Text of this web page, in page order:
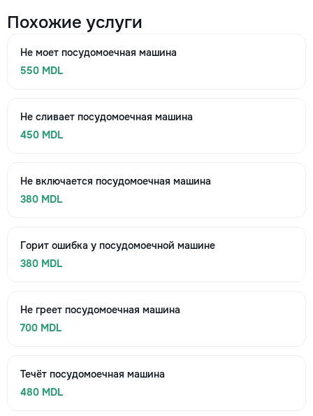
Похожие услуги
Не моет посудомоечная машина
550 MDL
Не сливает посудомоечная машина
450 MDL
Не включается посудомоечная машина
380 MDL
Горит ошибка у посудомоечной машине
380 MDL
Не греет посудомоечная машина
700 MDL
Течёт посудомоечная машина
480 MDL